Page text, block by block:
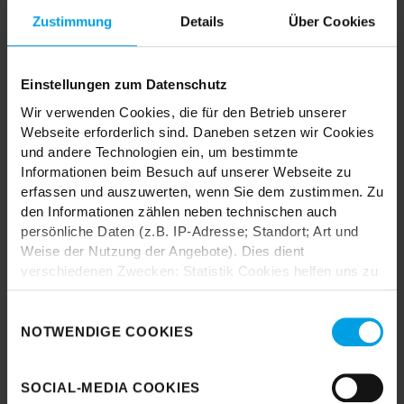
Zustimmung Details Über Cookies
Einstellungen zum Datenschutz
Wir verwenden Cookies, die für den Betrieb unserer
Webseite erforderlich sind. Daneben setzen wir Cookies
und andere Technologien ein, um bestimmte
Informationen beim Besuch auf unserer Webseite zu
erfassen und auszuwerten, wenn Sie dem zustimmen. Zu
den Informationen zählen neben technischen auch
persönliche Daten (z.B. IP-Adresse; Standort; Art und
Weise der Nutzung der Angebote). Dies dient
verschiedenen Zwecken: Statistik Cookies helfen uns zu
anonymisiert für statistische Zwecke auszuwerten.
Marketing Cookies helfen uns, Ihnen personalisierte
Werbung anzuzeigen. Social-Media-Cookies ermöglichen
es, eine Verbindung zu sozialen Netzwerken aufzubauen,
NOTWENDIGE COOKIES
SOCIAL-MEDIA COOKIES
MIX & MATCH DICH HAPPY
TRENDHOPPER STORES
Wie wäre es mit einer großen Portion Inspiration und Kreativität?
In unseren Stores findest du alle Trendhopper Möbel, Stoffe und
Styles.
Karte laden